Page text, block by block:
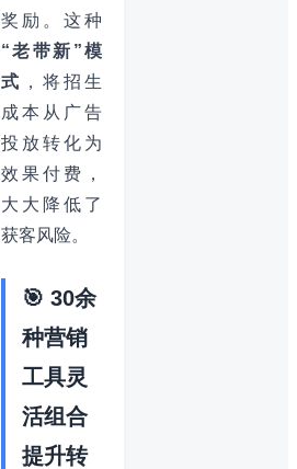
奖励。这种
“老带新”模
式 ，将招生
成本从广告
投放转化为
效果付费，
大大降低了
获客风险。
🎯 30余
种营销
工具灵
活组合
提升转